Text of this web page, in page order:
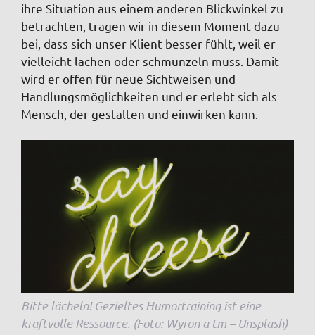
ihre Situation aus einem anderen Blickwinkel zu
betrachten, tragen wir in diesem Moment dazu
bei, dass sich unser Klient besser fühlt, weil er
vielleicht lachen oder schmunzeln muss. Damit
wird er offen für neue Sichtweisen und
Handlungsmöglichkeiten und er erlebt sich als
Mensch, der gestalten und einwirken kann.
Bitte lächeln! Gezieltes Humortraining ist eine
kraftvolle Ressource. (Foto: Wyron a tm – Unsplash)